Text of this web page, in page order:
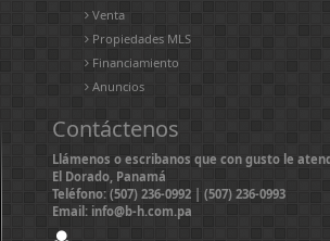
Venta
Propiedades MLS
Financiamiento
Anuncios
Contáctenos
Llámenos o escribanos que con gusto le
El Dorado, Panamá
Teléfono: (507) 236-0992 | (507) 236-0993
Email: info@b-h.com.pa